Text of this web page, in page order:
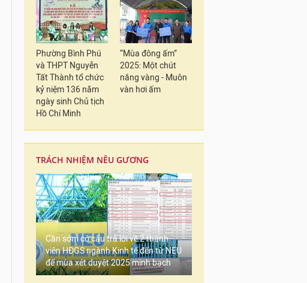
Phường Bình Phú
và THPT Nguyễn
Tất Thành tổ chức
kỷ niệm 136 năm
ngày sinh Chủ tịch
Hồ Chí Minh
“Mùa đông ấm”
2025: Một chút
nắng vàng - Muôn
vàn hơi ấm
TRÁCH NHIỆM NÊU GƯƠNG
Cần sớm có câu trả lời về 2 thành
viên HĐGS ngành Kinh tế đến từ NEU
để mùa xét duyệt 2025 minh bạch